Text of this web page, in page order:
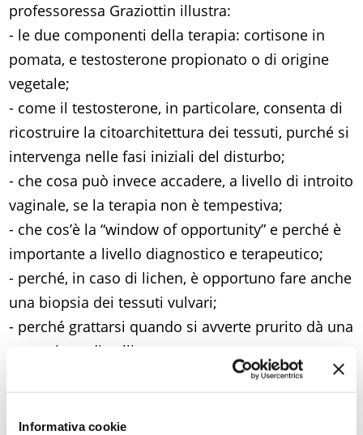
Informativa cookie
professoressa Graziottin illustra:
- le due componenti della terapia: cortisone in
pomata, e testosterone propionato o di origine
vegetale;
- come il testosterone, in particolare, consenta di
ricostruire la citoarchitettura dei tessuti, purché si
intervenga nelle fasi iniziali del disturbo;
- che cosa può invece accadere, a livello di introito
vaginale, se la terapia non è tempestiva;
- che cos’è la “window of opportunity” e perché è
importante a livello diagnostico e terapeutico;
- perché, in caso di lichen, è opportuno fare anche
una biopsia dei tessuti vulvari;
- perché grattarsi quando si avverte prurito dà una
sensazione di sollievo;
- come l’ascolto e la cura personalizzata dei
sintomi periferici consenta di diagnosticare anche
altre eventuali vulnerabilità sistemiche,